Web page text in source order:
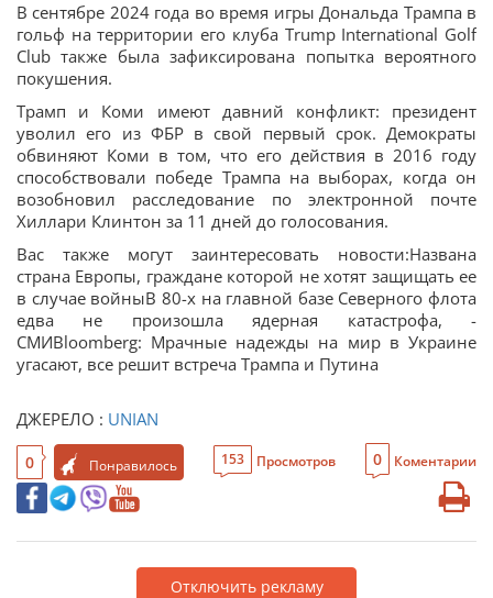
В сентябре 2024 года во время игры Дональда Трампа в
гольф на территории его клуба Trump International Golf
Club также была зафиксирована попытка вероятного
покушения.
Трамп и Коми имеют давний конфликт: президент
уволил его из ФБР в свой первый срок. Демократы
обвиняют Коми в том, что его действия в 2016 году
способствовали победе Трампа на выборах, когда он
возобновил расследование по электронной почте
Хиллари Клинтон за 11 дней до голосования.
Вас также могут заинтересовать новости:Названа
страна Европы, граждане которой не хотят защищать ее
в случае войныВ 80-х на главной базе Северного флота
едва не произошла ядерная катастрофа, -
СМИBloomberg: Мрачные надежды на мир в Украине
угасают, все решит встреча Трампа и Путина
ДЖЕРЕЛО : UNIAN
0 Понравилось 153 Просмотров 0 Коментарии
Отключить рекламу